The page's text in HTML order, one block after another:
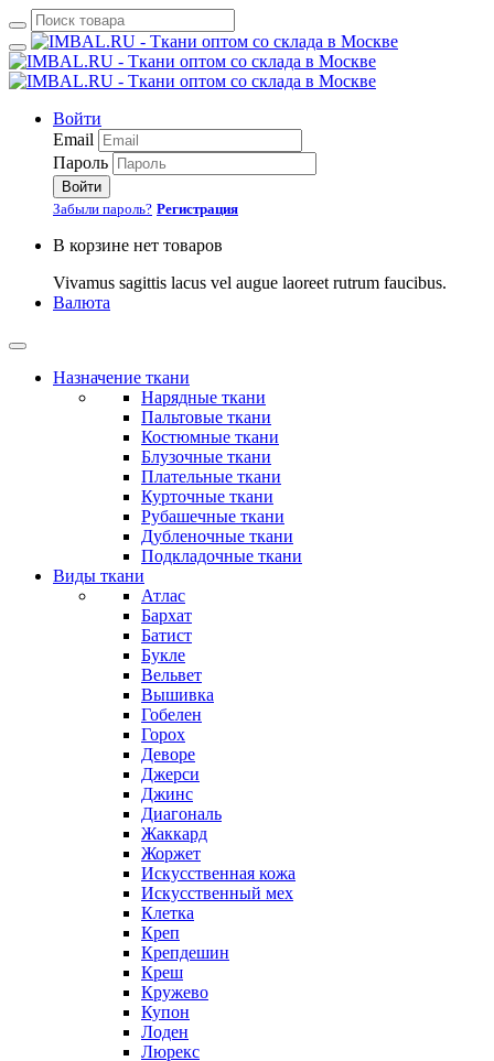
Войти
Email
Пароль
Войти
Забыли пароль? Регистрация
В корзине нет товаров
Vivamus sagittis lacus vel augue laoreet rutrum faucibus.
Валюта
Назначение ткани
Нарядные ткани
Пальтовые ткани
Костюмные ткани
Блузочные ткани
Плательные ткани
Курточные ткани
Рубашечные ткани
Дубленочные ткани
Подкладочные ткани
Виды ткани
Атлас
Бархат
Батист
Букле
Вельвет
Вышивка
Гобелен
Горох
Деворе
Джерси
Джинс
Диагональ
Жаккард
Жоржет
Искусственная кожа
Искусственный мех
Клетка
Креп
Крепдешин
Креш
Кружево
Купон
Лоден
Люрекс